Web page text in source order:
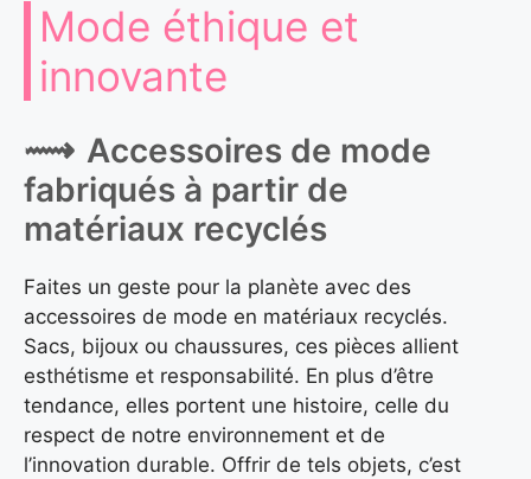
Mode éthique et
innovante
Accessoires de mode
fabriqués à partir de
matériaux recyclés
Faites un geste pour la planète avec des
accessoires de mode en matériaux recyclés.
Sacs, bijoux ou chaussures, ces pièces allient
esthétisme et responsabilité. En plus d’être
tendance, elles portent une histoire, celle du
respect de notre environnement et de
l’innovation durable. Offrir de tels objets, c’est